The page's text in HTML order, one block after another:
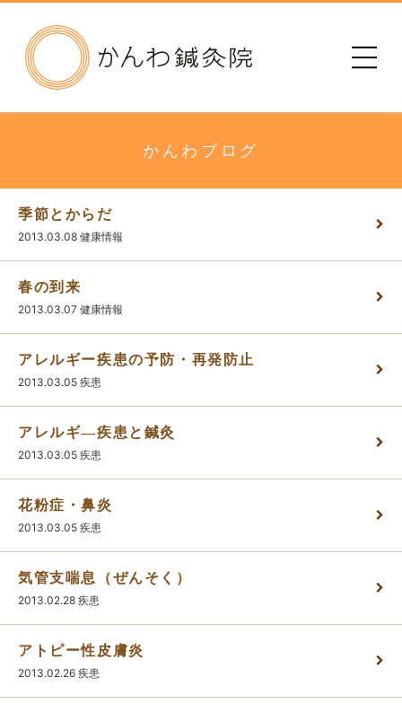
治療院のご案内
メニュー・料金
アクセス
かんわブログ
かんわブログ
季節とからだ
2013.03.08 健康情報
春の到来
2013.03.07 健康情報
アレルギー疾患の予防・再発防止
2013.03.05 疾患
アレルギ―疾患と鍼灸
2013.03.05 疾患
花粉症・鼻炎
2013.03.05 疾患
気管支喘息（ぜんそく）
2013.02.28 疾患
アトピー性皮膚炎
2013.02.26 疾患